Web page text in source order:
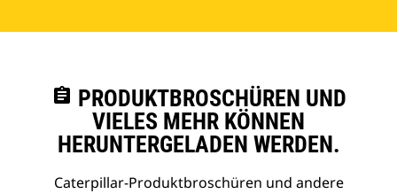
assignment PRODUKTBROSCHÜREN UND
VIELES MEHR KÖNNEN
HERUNTERGELADEN WERDEN.
Caterpillar-Produktbroschüren und andere